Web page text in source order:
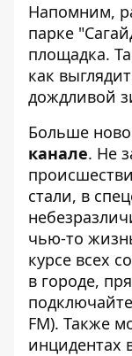
Напомним,
парке
площадка.
как выглядит
дождливой
Больше
канале. Не
стали, в
чью-то
курсе всех
в городе,
FM). Также
инцидентах